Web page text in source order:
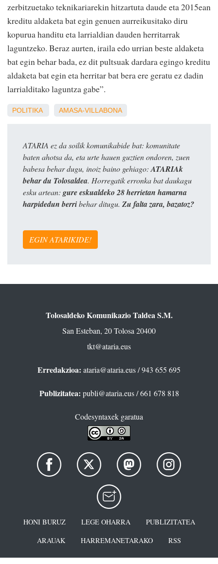
zerbitzuetako teknikariarekin hitzartuta daude eta 2015ean
kreditu aldaketa bat egin genuen aurreikusitako diru
kopurua handitu eta larrialdian dauden herritarrak
laguntzeko. Beraz aurten, iraila edo urrian beste aldaketa
bat egin behar bada, ez dit pultsuak dardara egingo kreditu
aldaketa bat egin eta herritar bat bera ere geratu ez dadin
larrialditako laguntza gabe”.
POLITIKA AMASA-VILLABONA
ATARIA ez da soilik komunikabide bat: komunitate
baten ahotsa da, eta urte hauen guztien ondoren, zuen
babesa behar dugu, inoiz baino gehiago: ATARIAk
behar du Tolosaldea. Horregatik erronka bat daukagu
esku artean: gure eskualdeko 28 herrietan hamarna
harpidedun berribehar ditugu. Zu falta zara, bazatoz?
EGIN ATARIKIDE!
Tolosaldeko Komunikazio Taldea S.M.
San Esteban, 20 Tolosa 20400
tkt@ataria.eus
Erredakzioa: ataria@ataria.eus/ 943 655 695
Publizitatea: publi@ataria.eus/ 661 678 818
Codesyntaxek garatua
HONI BURUZ LEGE OHARRA
PUBLIZITATEA
ARAUAK
HARREMANETARAKO RSS